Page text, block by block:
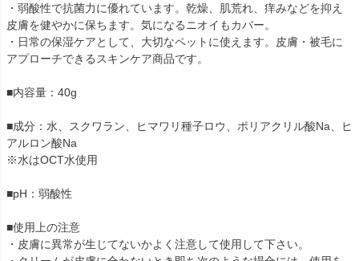
・弱酸性で抗菌力に優れています。乾燥、肌荒れ、痒みなどを抑え
皮膚を健やかに保ちます。気になるニオイもカバー。
・日常の保湿ケアとして、大切なペットに使えます。皮膚・被毛に
アプローチできるスキンケア商品です。
■内容量：40g
■成分：水、スクワラン、ヒマワリ種子ロウ、ポリアクリル酸Na、ヒ
アルロン酸Na
※水はOCT水使用
■pH：弱酸性
■使用上の注意
・皮膚に異常が生じてないかよく注意して使用して下さい。